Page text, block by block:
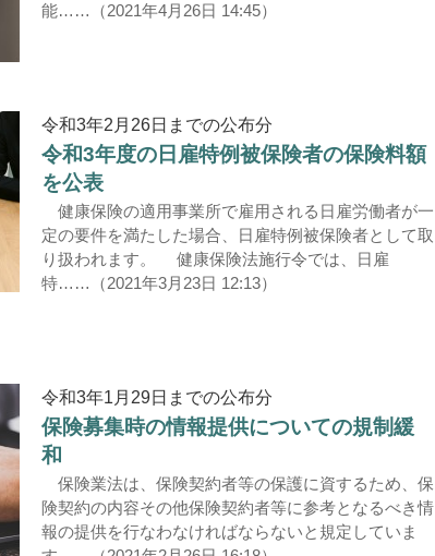
能……（2021年4月26日 14:45）
令和3年2月26日までの公布分
令和3年度の日雇特例被保険者の保険料額
を公表
健康保険の適用事業所で雇用される日雇労働者が一
定の要件を満たした場合、日雇特例被保険者として取
り扱われます。 健康保険法施行令では、日雇
特……（2021年3月23日 12:13）
令和3年1月29日までの公布分
保険募集時の情報提供についての規制緩
和
保険業法は、保険契約者等の保護に資するため、保
険契約の内容その他保険契約者等に参考となるべき情
報の提供を行なわなければならないと規定していま